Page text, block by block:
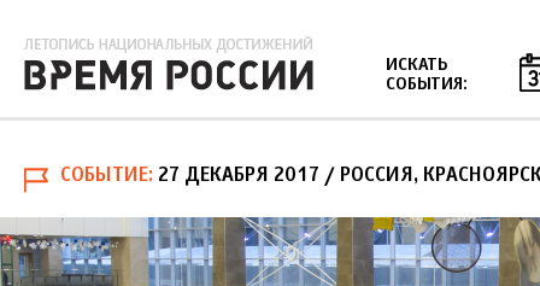
ИСКАТЬ
СОБЫТИЯ:
СОБЫТИЕ 27 ДЕКАБРЯ 2017 / РОССИЯ,